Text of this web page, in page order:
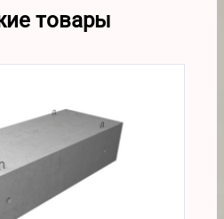
товары